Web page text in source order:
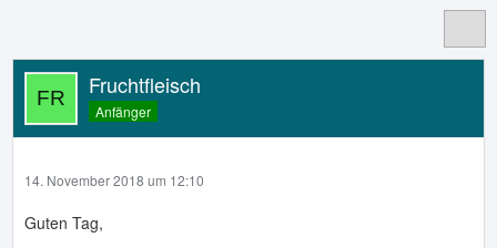
Fruchtfleisch
Anfänger
14. November 2018 um 12:10
Guten Tag,